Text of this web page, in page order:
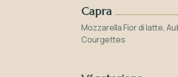
Capra
Mozzarella Fior di latte,
Courgettes